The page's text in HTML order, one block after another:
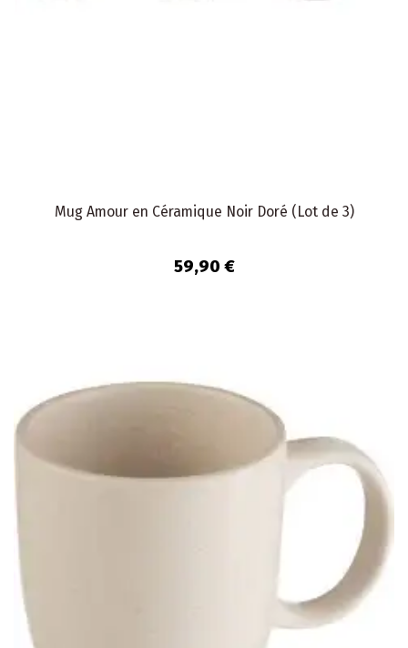
Mug Amour en Céramique Noir Doré (Lot de 3)
59,90 €